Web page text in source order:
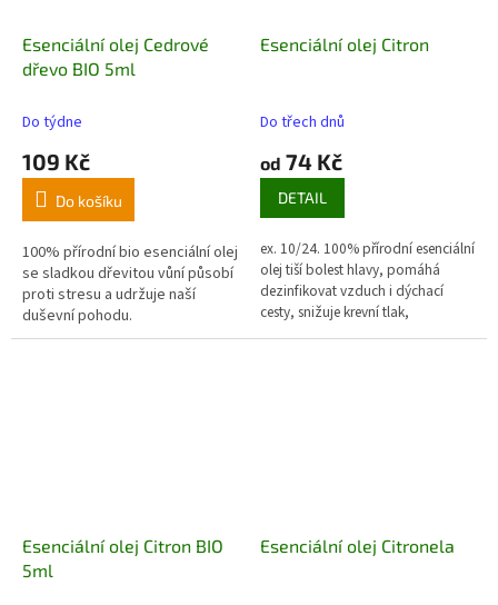
Esenciální olej Cedrové
dřevo BIO 5ml
Do týdne
109 Kč
Do košíku
100% přírodní bio esenciální olej
se sladkou dřevitou vůní působí
proti stresu a udržuje naší
duševní pohodu.
Esenciální olej Citron
Do třech dnů
od 74 Kč
DETAIL
ex. 10/24. 100% přírodní esenciální
olej tiší bolest hlavy, pomáhá
dezinfikovat vzduch i dýchací
cesty, snižuje krevní tlak,
povzbuzuje trávení
Esenciální olej Citron BIO
5ml
Esenciální olej Citronela